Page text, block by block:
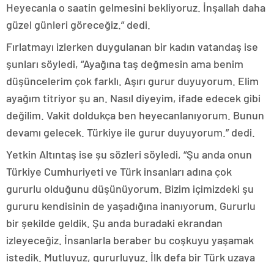
Heyecanla o saatin gelmesini bekliyoruz. İnşallah daha
güzel günleri göreceğiz.” dedi.
Fırlatmayı izlerken duygulanan bir kadın vatandaş ise
şunları söyledi, “Ayağına taş değmesin ama benim
düşüncelerim çok farklı. Aşırı gurur duyuyorum. Elim
ayağım titriyor şu an. Nasıl diyeyim, ifade edecek gibi
değilim. Vakit doldukça ben heyecanlanıyorum. Bunun
devamı gelecek. Türkiye ile gurur duyuyorum.” dedi.
Yetkin Altıntaş ise şu sözleri söyledi, “Şu anda onun
Türkiye Cumhuriyeti ve Türk insanları adına çok
gururlu olduğunu düşünüyorum. Bizim içimizdeki şu
gururu kendisinin de yaşadığına inanıyorum. Gururlu
bir şekilde geldik. Şu anda buradaki ekrandan
izleyeceğiz. İnsanlarla beraber bu coşkuyu yaşamak
istedik. Mutluyuz, gururluyuz. İlk defa bir Türk uzaya